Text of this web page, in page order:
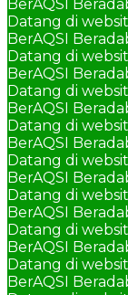
BerAQSI
Datang di
BerAQSI
Datang di
BerAQSI
Datang di
BerAQSI
Datang di
BerAQSI
Datang di
BerAQSI
Datang di
BerAQSI
Datang di
BerAQSI
Datang di
BerAQSI